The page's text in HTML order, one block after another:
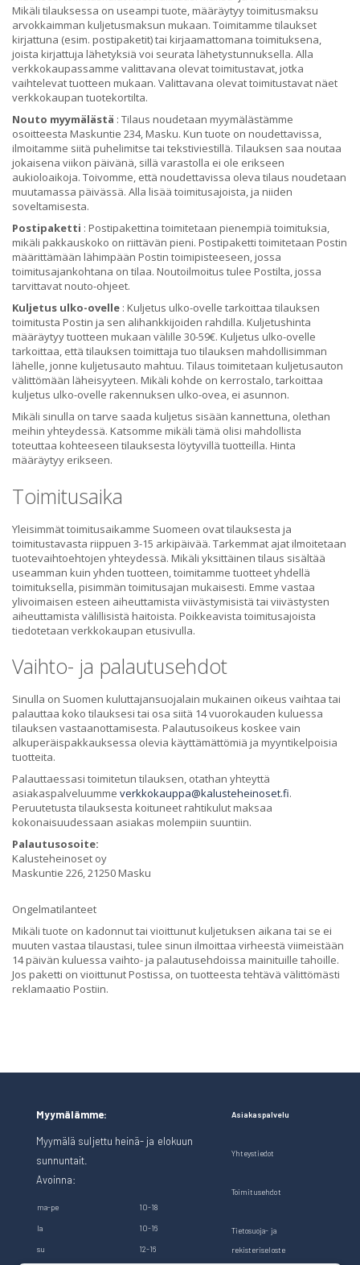
Mikäli tilauksessa on useampi tuote, määräytyy toimitusmaksu
arvokkaimman kuljetusmaksun mukaan. Toimitamme tilaukset
kirjattuna (esim. postipaketit) tai kirjaamattomana toimituksena,
joista kirjattuja lähetyksiä voi seurata lähetystunnuksella. Alla
verkkokaupassamme valittavana olevat toimitustavat, jotka
vaihtelevat tuotteen mukaan. Valittavana olevat toimitustavat näet
verkkokaupan tuotekortilta.
Nouto myymälästä : Tilaus noudetaan myymälästämme
osoitteesta Maskuntie 234, Masku. Kun tuote on noudettavissa,
ilmoitamme siitä puhelimitse tai tekstiviestillä. Tilauksen saa noutaa
jokaisena viikon päivänä, sillä varastolla ei ole erikseen
aukioloaikoja. Toivomme, että noudettavissa oleva tilaus noudetaan
muutamassa päivässä. Alla lisää toimitusajoista, ja niiden
soveltamisesta.
Postipaketti : Postipakettina toimitetaan pienempiä toimituksia,
mikäli pakkauskoko on riittävän pieni. Postipaketti toimitetaan Postin
määrittämään lähimpään Postin toimipisteeseen, jossa
toimitusajankohtana on tilaa. Noutoilmoitus tulee Postilta, jossa
tarvittavat nouto-ohjeet.
Kuljetus ulko-ovelle : Kuljetus ulko-ovelle tarkoittaa tilauksen
toimitusta Postin ja sen alihankkijoiden rahdilla. Kuljetushinta
määräytyy tuotteen mukaan välille 30-59€. Kuljetus ulko-ovelle
tarkoittaa, että tilauksen toimittaja tuo tilauksen mahdollisimman
lähelle, jonne kuljetusauto mahtuu. Tilaus toimitetaan kuljetusauton
välittömään läheisyyteen. Mikäli kohde on kerrostalo, tarkoittaa
kuljetus ulko-ovelle rakennuksen ulko-ovea, ei asunnon.
Mikäli sinulla on tarve saada kuljetus sisään kannettuna, olethan
meihin yhteydessä. Katsomme mikäli tämä olisi mahdollista
toteuttaa kohteeseen tilauksesta löytyvillä tuotteilla. Hinta
määräytyy erikseen.
Toimitusaika
Yleisimmät toimitusaikamme Suomeen ovat tilauksesta ja
toimitustavasta riippuen 3-15 arkipäivää. Tarkemmat ajat ilmoitetaan
tuotevaihtoehtojen yhteydessä. Mikäli yksittäinen tilaus sisältää
useamman kuin yhden tuotteen, toimitamme tuotteet yhdellä
toimituksella, pisimmän toimitusajan mukaisesti. Emme vastaa
ylivoimaisen esteen aiheuttamista viivästymisistä tai viivästysten
aiheuttamista välillisistä haitoista. Poikkeavista toimitusajoista
tiedotetaan verkkokaupan etusivulla.
Vaihto- ja palautusehdot
Sinulla on Suomen kuluttajansuojalain mukainen oikeus vaihtaa tai
palauttaa koko tilauksesi tai osa siitä 14 vuorokauden kuluessa
tilauksen vastaanottamisesta. Palautusoikeus koskee vain
alkuperäispakkauksessa olevia käyttämättömiä ja myyntikelpoisia
tuotteita.
Palauttaessasi toimitetun tilauksen, otathan yhteyttä
asiakaspalveluumme verkkokauppa@kalusteheinoset.fi.
Peruutetusta tilauksesta koituneet rahtikulut maksaa
kokonaisuudessaan asiakas molempiin suuntiin.
Palautusosoite:
Kalusteheinoset oy
Maskuntie 226, 21250 Masku
Ongelmatilanteet
Mikäli tuote on kadonnut tai vioittunut kuljetuksen aikana tai se ei
muuten vastaa tilaustasi, tulee sinun ilmoittaa virheestä viimeistään
14 päivän kuluessa vaihto- ja palautusehdoissa mainituille tahoille.
Jos paketti on vioittunut Postissa, on tuotteesta tehtävä välittömästi
reklamaatio Postiin.
Myymälämme:
Myymälä suljettu heinä- ja elokuun
sunnuntait.
Avoinna:
ma-pe 10-18
la 10-16
su 12-16
Asiakaspalvelu
Yhteystiedot
Toimitusehdot
Tietosuoja- ja
rekisteriseloste